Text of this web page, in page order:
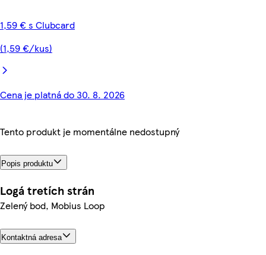
1,59 € s Clubcard
(1,59 €/kus)
Cena je platná do 30. 8. 2026
Tento produkt je momentálne nedostupný
Popis produktu
Logá tretích strán
Zelený bod, Mobius Loop
Kontaktná adresa